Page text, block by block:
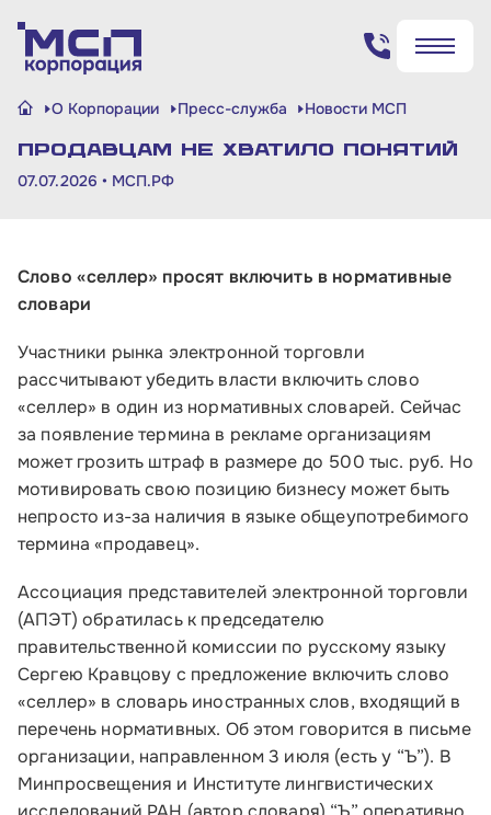
Поиск по сайту
✖
О Корпорации Пресс-служба Новости МСП
Продавцам не хватило понятий
07.07.2026 • МСП.РФ
Слово «селлер» просят включить в нормативные
словари
Участники рынка электронной торговли
рассчитывают убедить власти включить слово
«селлер» в один из нормативных словарей. Сейчас
за появление термина в рекламе организациям
может грозить штраф в размере до 500 тыс. руб. Но
мотивировать свою позицию бизнесу может быть
непросто из-за наличия в языке общеупотребимого
термина «продавец».
Ассоциация представителей электронной торговли
(АПЭТ) обратилась к председателю
правительственной комиссии по русскому языку
Сергею Кравцову с предложение включить слово
«селлер» в словарь иностранных слов, входящий в
перечень нормативных. Об этом говорится в письме
организации, направленном 3 июля (есть у “Ъ”). В
Минпросвещения и Институте лингвистических